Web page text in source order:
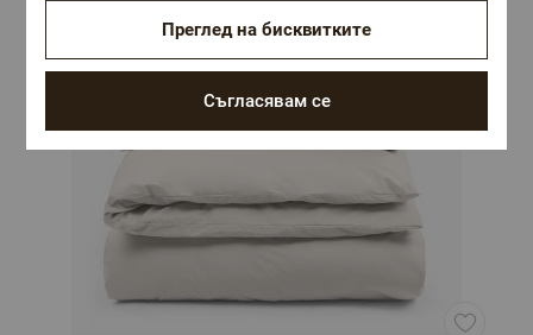
Съгласявам се
Преглед на бисквитките